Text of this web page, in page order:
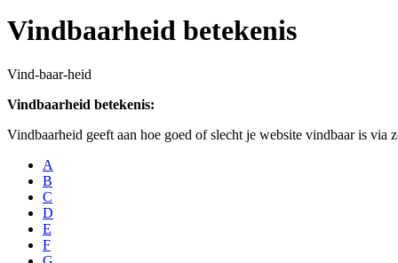
Vindbaarheid betekenis
Vind-baar-heid
Vindbaarheid betekenis:
Vindbaarheid geeft aan hoe goed of slecht je website vindbaar is via
A
B
C
D
E
F